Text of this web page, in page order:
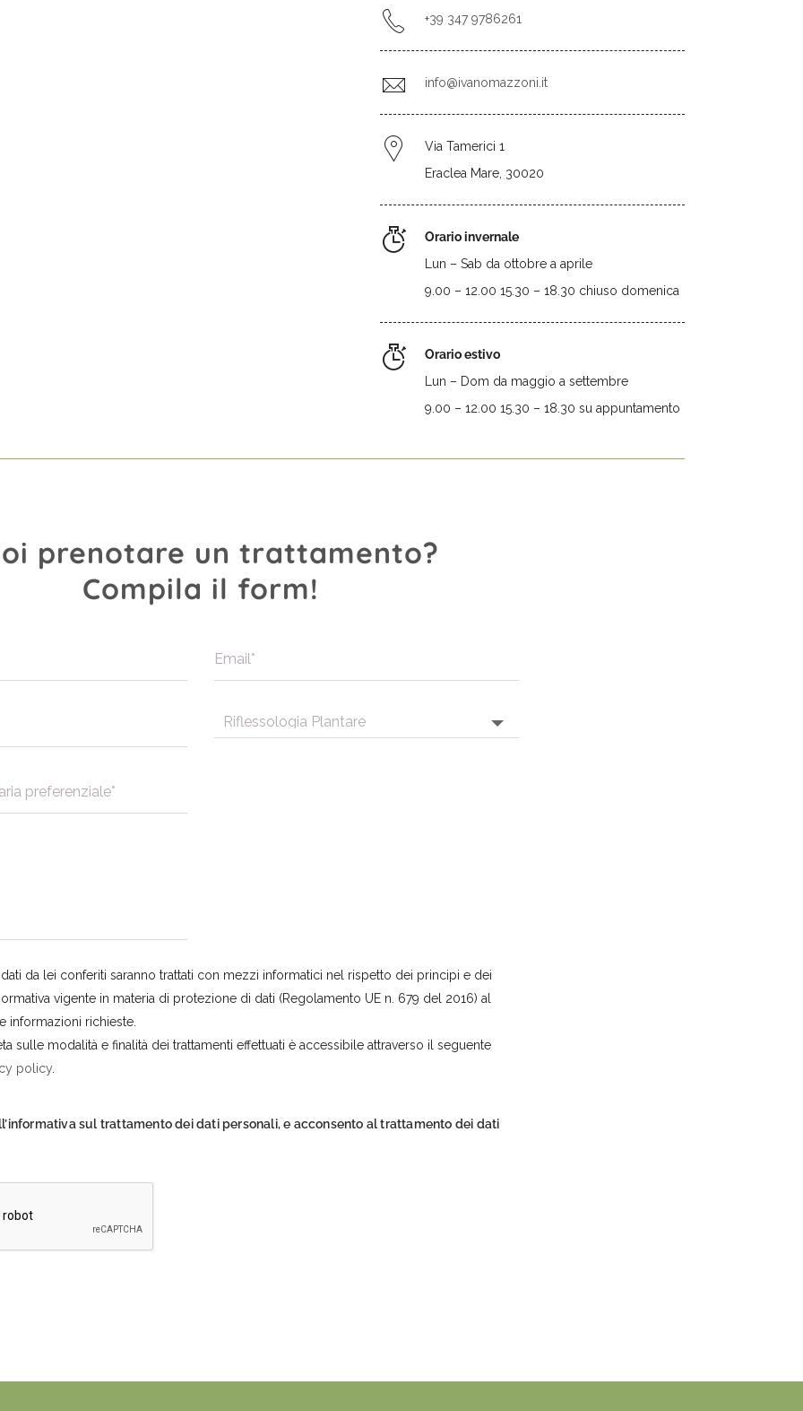
+39 347 9786261
info@ivanomazzoni.it
Via Tamerici 1
Eraclea Mare, 30020
Orario invernale
Lun – Sab da ottobre a aprile
9.00 – 12.00 15.30 – 18.30 chiuso domenica
Orario estivo
Lun – Dom da maggio a settembre
9.00 – 12.00 15.30 – 18.30 su appuntamento
prenotare un trattamento?
Compila il form!
da lei conferiti saranno trattati con mezzi informatici nel rispetto dei principi e dei
vigente in materia di protezione di dati (Regolamento UE n. 679 del 2016) al
informazioni richieste.
sulle modalità e finalità dei trattamenti effettuati è accessibile attraverso il seguente
policy
sul trattamento dei dati personali, e acconsento al trattamento dei dati